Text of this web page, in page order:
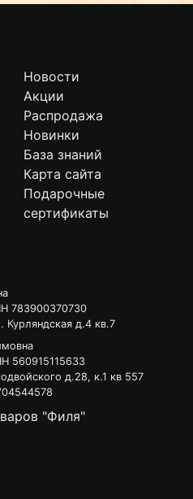
Новости
Акции
Распродажа
Новинки
База знаний
Карта сайта
Подарочные
сертификаты
783900370730
Курляндская д.4 кв.7
560915115633
д.28, к.1 кв 557
"Филя"